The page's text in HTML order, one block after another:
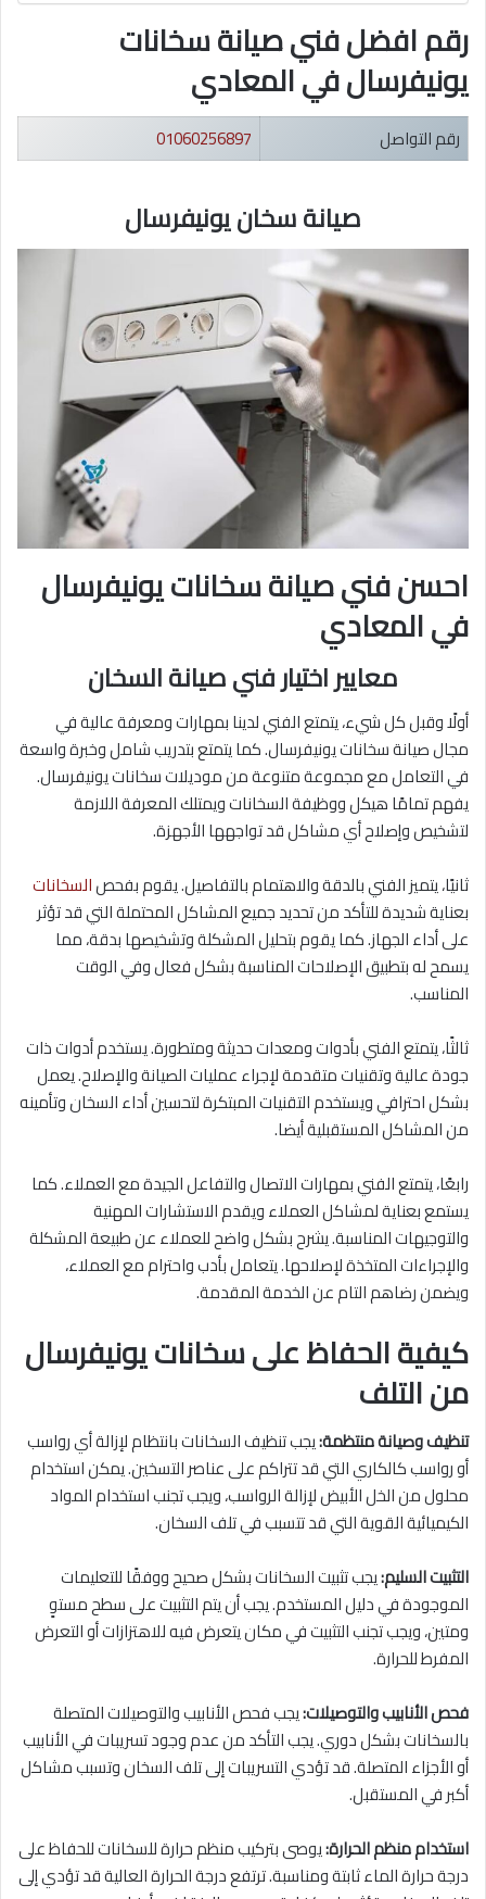
رقم افضل فني صيانة سخانات
يونيفرسال في المعادي
رقم التواصل 01060256897
صيانة سخان يونيفرسال
احسن فني صيانة سخانات يونيفرسال
في المعادي
معايير اختيار فني صيانة السخان
أولًا وقبل كل شيء، يتمتع الفني لدينا بمهارات ومعرفة عالية في
مجال صيانة سخانات يونيفرسال. كما يتمتع بتدريب شامل وخبرة واسعة
في التعامل مع مجموعة متنوعة من موديلات سخانات يونيفرسال.
يفهم تمامًا هيكل ووظيفة السخانات ويمتلك المعرفة اللازمة
لتشخيص وإصلاح أي مشاكل قد تواجهها الأجهزة.
ثانيًا، يتميز الفني بالدقة والاهتمام بالتفاصيل. يقوم بفحصالسخانات
بعناية شديدة للتأكد من تحديد جميع المشاكل المحتملة التي قد تؤثر
على أداء الجهاز. كما يقوم بتحليل المشكلة وتشخيصها بدقة، مما
يسمح له بتطبيق الإصلاحات المناسبة بشكل فعال وفي الوقت
المناسب.
ثالثًا، يتمتع الفني بأدوات ومعدات حديثة ومتطورة. يستخدم أدوات ذات
جودة عالية وتقنيات متقدمة لإجراء عمليات الصيانة والإصلاح. يعمل
بشكل احترافي ويستخدم التقنيات المبتكرة لتحسين أداء السخان وتأمينه
من المشاكل المستقبلية أيضا.
رابعًا، يتمتع الفني بمهارات الاتصال والتفاعل الجيدة مع العملاء. كما
يستمع بعناية لمشاكل العملاء ويقدم الاستشارات المهنية
والتوجيهات المناسبة. يشرح بشكل واضح للعملاء عن طبيعة المشكلة
والإجراءات المتخذة لإصلاحها. يتعامل بأدب واحترام مع العملاء،
ويضمن رضاهم التام عن الخدمة المقدمة.
كيفية الحفاظ على سخانات يونيفرسال
من التلف
تنظيف وصيانة منتظمة:يجب تنظيف السخانات بانتظام لإزالة أي رواسب
أو رواسب كالكاري التي قد تتراكم على عناصر التسخين. يمكن استخدام
محلول من الخل الأبيض لإزالة الرواسب، ويجب تجنب استخدام المواد
الكيميائية القوية التي قد تتسبب في تلف السخان.
التثبيت السليم:يجب تثبيت السخانات بشكل صحيح ووفقًا للتعليمات
الموجودة في دليل المستخدم. يجب أن يتم التثبيت على سطح مستوٍ
ومتين، ويجب تجنب التثبيت في مكان يتعرض فيه للاهتزازات أو التعرض
المفرط للحرارة.
فحص الأنابيب والتوصيلات:يجب فحص الأنابيب والتوصيلات المتصلة
بالسخانات بشكل دوري. يجب التأكد من عدم وجود تسريبات في الأنابيب
أو الأجزاء المتصلة. قد تؤدي التسريبات إلى تلف السخان وتسبب مشاكل
أكبر في المستقبل.
استخدام منظم الحرارة:يوصى بتركيب منظم حرارة للسخانات للحفاظ على
درجة حرارة الماء ثابتة ومناسبة. ترتفع درجة الحرارة العالية قد تؤدي إلى